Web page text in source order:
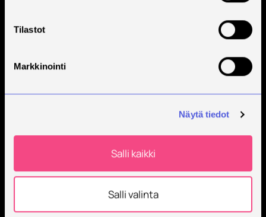
Tilastot
Markkinointi
Näytä tiedot
Salli kaikki
Salli valinta